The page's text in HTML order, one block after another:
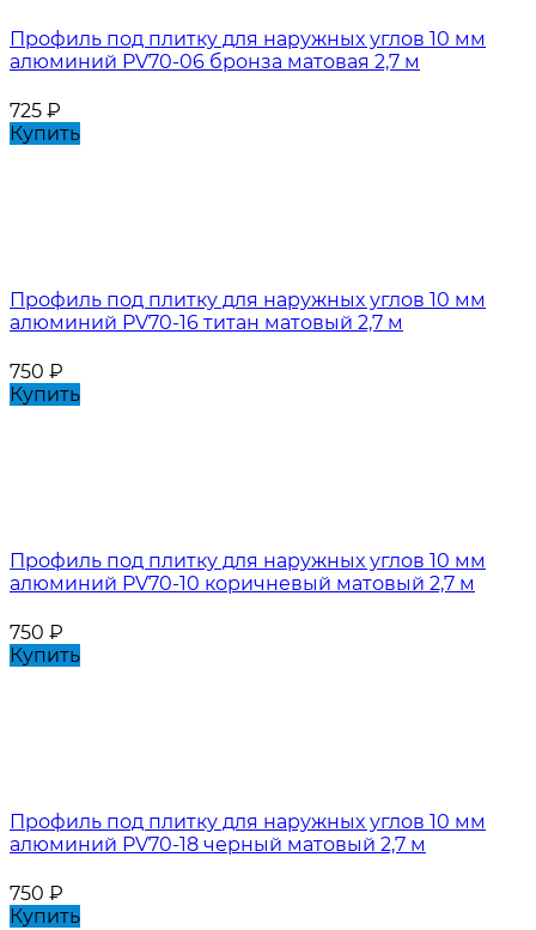
Профиль под плитку для наружных углов 10 мм
алюминий PV70-06 бронза матовая 2,7 м
725 ₽
Купить
Профиль под плитку для наружных углов 10 мм
алюминий PV70-16 титан матовый 2,7 м
750 ₽
Купить
Профиль под плитку для наружных углов 10 мм
алюминий PV70-10 коричневый матовый 2,7 м
750 ₽
Купить
Профиль под плитку для наружных углов 10 мм
алюминий PV70-18 черный матовый 2,7 м
750 ₽
Купить